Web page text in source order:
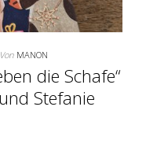
Von MANON
die Schafe“
Stefanie